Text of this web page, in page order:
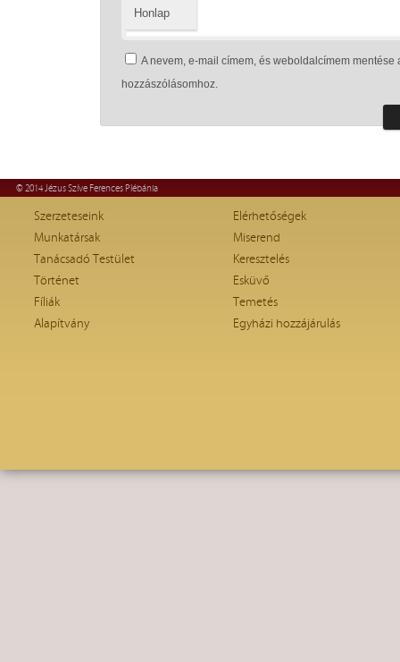
Honlap
A nevem, e-mail címem, és weboldalcímem
hozzászólásomhoz.
© 2014 Jézus Szíve Ferences Plébánia
Szerzeteseink
Munkatársak
Tanácsadó Testület
Történet
Fíliák
Alapítvány
Elérhetőségek
Miserend
Keresztelés
Esküvő
Temetés
Egyházi hozzájárulás